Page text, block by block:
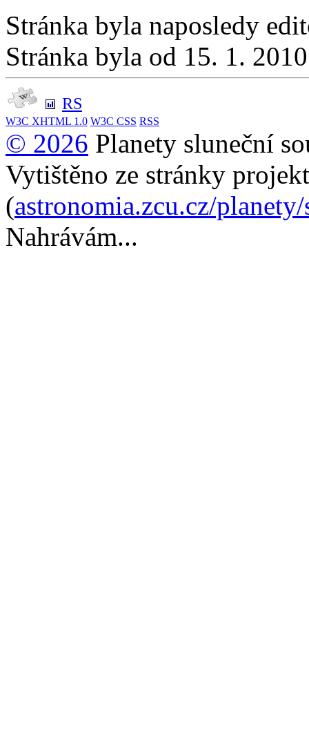
Stránka byla naposledy
Stránka byla od 15. 1.
RS
W3C XHTML 1.0 W3C CSS RSS
© 2026 Planety sluneční
Vytištěno ze stránky
(astronomia.zcu.cz/
Nahrávám...